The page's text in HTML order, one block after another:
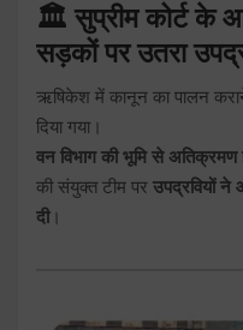
🏛️ सुप्रीम कोर्ट के
सड़कों पर उतरा
ऋषिकेश में कानून का पालन
दिया गया।
वन विभाग की भूमि से अतिक्रमण
की संयुक्त टीम पर उपद्रवियों
दी।